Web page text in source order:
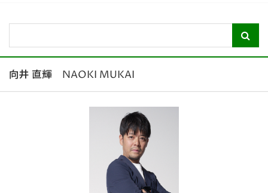
向井 直輝 NAOKI MUKAI